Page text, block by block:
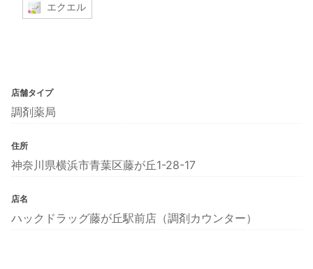
エクエル
店舗タイプ
調剤薬局
住所
神奈川県横浜市青葉区藤が丘1-28-17
店名
ハックドラッグ藤が丘駅前店（調剤カウンター）